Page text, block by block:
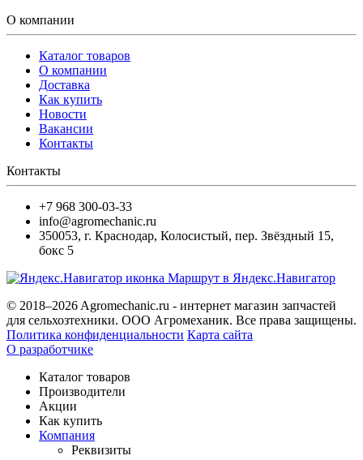
О компании
Каталог товаров
О компании
Доставка
Как купить
Новости
Вакансии
Контакты
Контакты
+7 968 300-03-33
info@agromechanic.ru
350053, г. Краснодар, Колосистый, пер. Звёздный 15,
бокс 5
Маршрут в Яндекс.Навигатор
© 2018–2026 Agromechanic.ru - интернет магазин запчастей
для сельхозтехники. ООО Агромеханик. Все права защищены.
Политика конфиденциальности Карта сайта
О разработчике
Каталог товаров
Производители
Акции
Как купить
Компания
Реквизиты